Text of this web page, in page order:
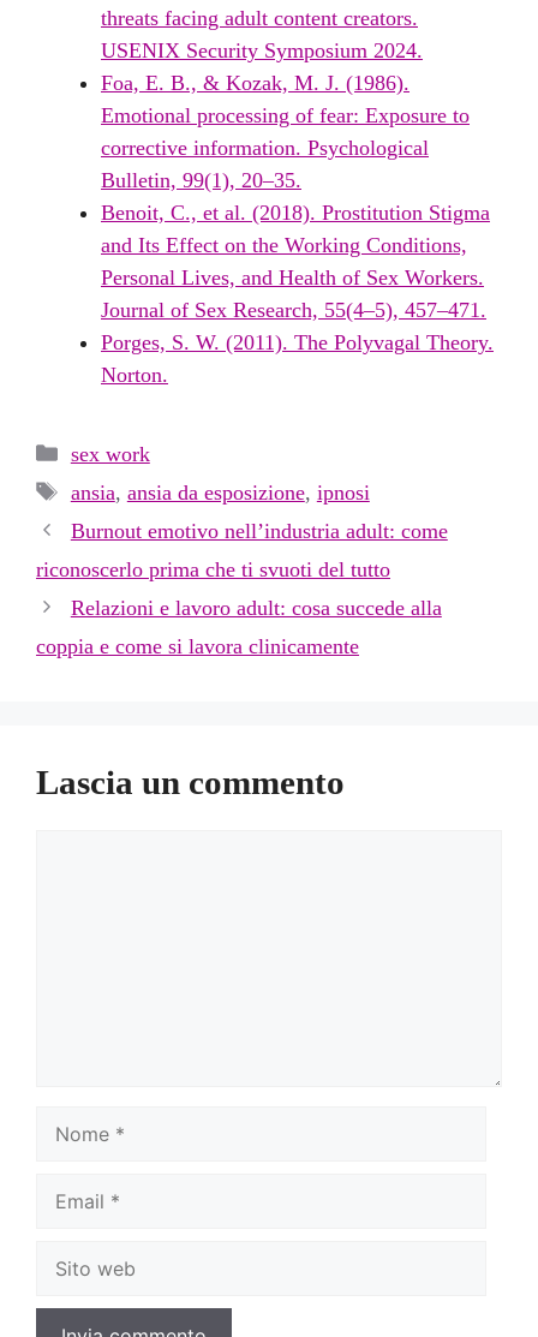
threats facing adult content creators.
USENIX Security Symposium 2024.
Foa, E. B., & Kozak, M. J. (1986).
Emotional processing of fear: Exposure to
corrective information. Psychological
Bulletin, 99(1), 20–35.
Benoit, C., et al. (2018). Prostitution Stigma
and Its Effect on the Working Conditions,
Personal Lives, and Health of Sex Workers.
Journal of Sex Research, 55(4–5), 457–471.
Porges, S. W. (2011). The Polyvagal Theory.
Norton.
Categorie
sex work
Tag
ansia, ansia da esposizione, ipnosi
Burnout emotivo nell’industria adult: come
riconoscerlo prima che ti svuoti del tutto
Relazioni e lavoro adult: cosa succede alla
coppia e come si lavora clinicamente
Lascia un commento
web